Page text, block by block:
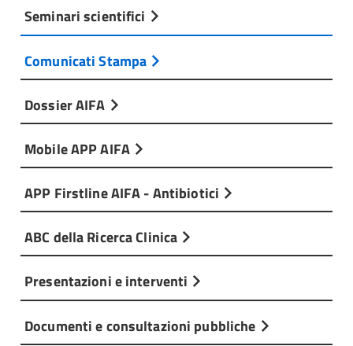
Seminari scientifici
Comunicati Stampa
Dossier AIFA
Mobile APP AIFA
APP Firstline AIFA - Antibiotici
ABC della Ricerca Clinica
Presentazioni e interventi
Documenti e consultazioni pubbliche